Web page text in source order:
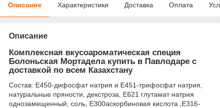
Описание Характеристики Доставка Оплата
Описание
Комплексная вкусоароматическая специя
Болоньская Мортадела купить в Павлодаре с
доставкой по всем Казахстану
Состав: E450-дифосфат натрия и E451-трифосфат натрия,
натуральные пряности, декстроза, Е621 глутамат натрия
однозамещенный, соль, E300аскорбиновая кислота ,E316-